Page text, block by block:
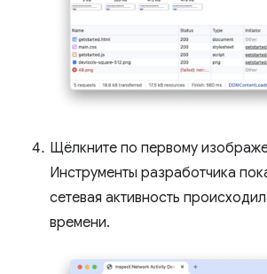
Щёлкните по первому
Инструменты разработчика
сетевая активность
времени.